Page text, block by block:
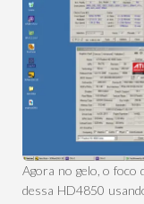
Agora no gelo, o foco
dessa HD4850